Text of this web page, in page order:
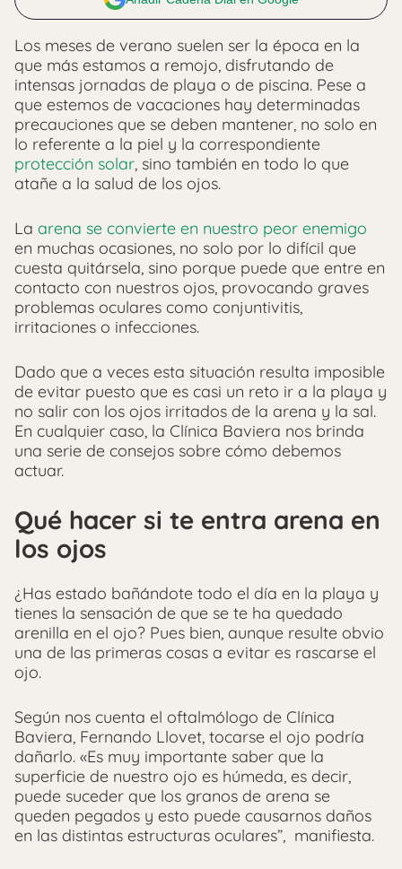
Los meses de verano suelen ser la época en la
que más estamos a remojo, disfrutando de
intensas jornadas de playa o de piscina. Pese a
que estemos de vacaciones hay determinadas
precauciones que se deben mantener, no solo en
lo referente a la piel y la correspondiente
protección solar, sino también en todo lo que
atañe a la salud de los ojos.
La arena se convierte en nuestro peor enemigo
en muchas ocasiones, no solo por lo difícil que
cuesta quitársela, sino porque puede que entre en
contacto con nuestros ojos, provocando graves
problemas oculares como conjuntivitis,
irritaciones o infecciones.
Dado que a veces esta situación resulta imposible
de evitar puesto que es casi un reto ir a la playa y
no salir con los ojos irritados de la arena y la sal.
En cualquier caso, la Clínica Baviera nos brinda
una serie de consejos sobre cómo debemos
actuar.
Qué hacer si te entra arena en
los ojos
¿Has estado bañándote todo el día en la playa y
tienes la sensación de que se te ha quedado
arenilla en el ojo? Pues bien, aunque resulte obvio
una de las primeras cosas a evitar es rascarse el
ojo.
Según nos cuenta el oftalmólogo de Clínica
Baviera, Fernando Llovet, tocarse el ojo podría
dañarlo. «Es muy importante saber que la
superficie de nuestro ojo es húmeda, es decir,
puede suceder que los granos de arena se
queden pegados y esto puede causarnos daños
en las distintas estructuras oculares”, manifiesta.